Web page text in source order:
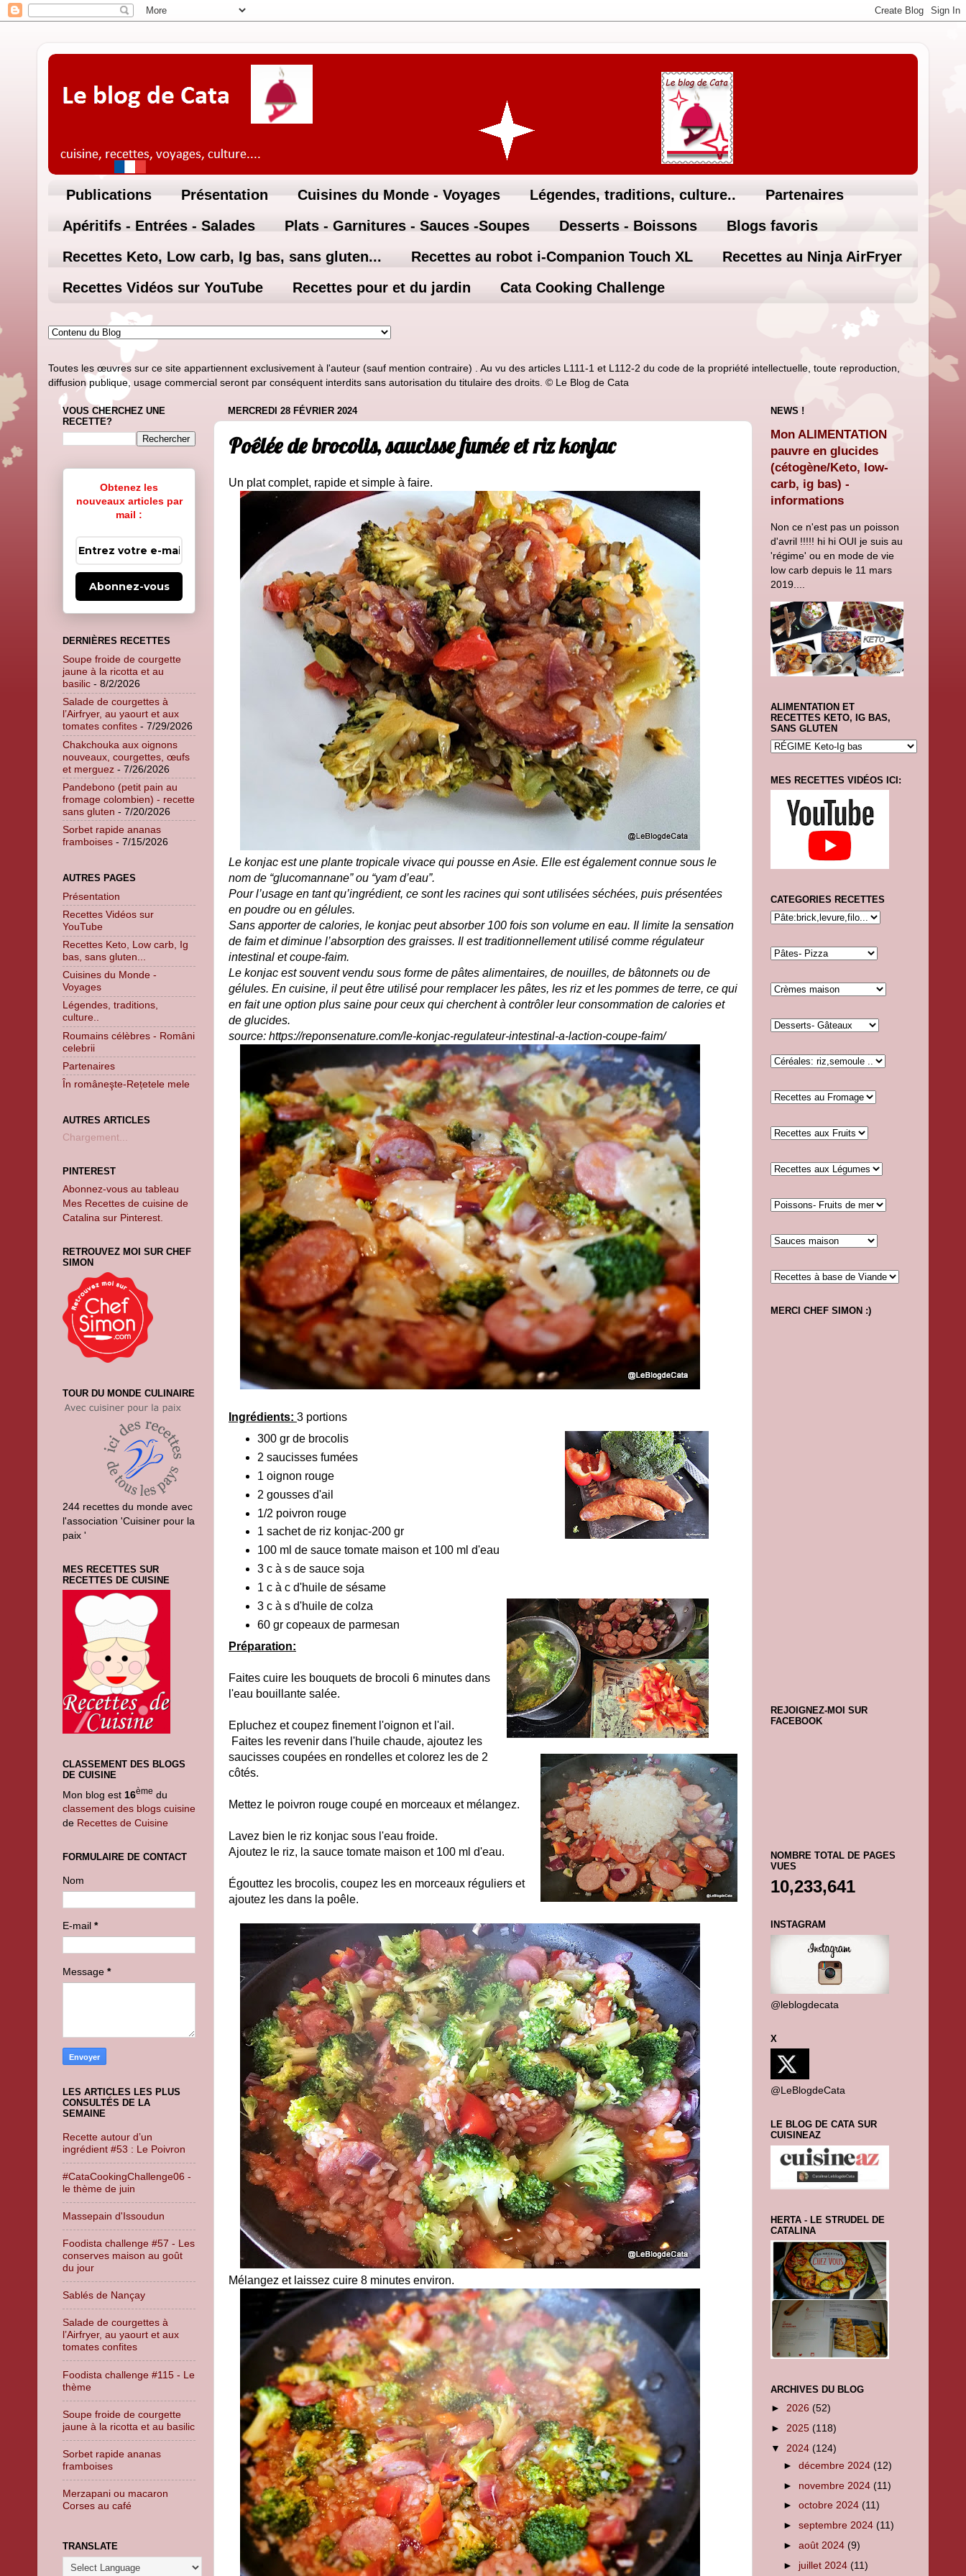
Publications Présentation Cuisines du Monde - Voyages Légendes, traditions, culture..
Partenaires
Apéritifs - Entrées - Salades
Plats - Garnitures - Sauces -Soupes Desserts - Boissons
Blogs favoris
Recettes Keto, Low carb, Ig bas, sans gluten...
Recettes au robot i-Companion Touch XL
Recettes au Ninja AirFryer
Recettes Vidéos sur YouTube
Recettes pour et du jardin Cata Cooking Challenge
Toutes les œuvres sur ce site appartiennent exclusivement à l'auteur (sauf mention contraire) . Au vu des articles L111-1 et L112-2 du code de la propriété intellectuelle, toute reproduction,
diffusion publique, usage commercial seront par conséquent interdits sans autorisation du titulaire des droits. © Le Blog de Cata
MERCREDI 28 FÉVRIER 2024
Poêlée de brocolis, saucisse fumée et riz konjac
Un plat complet, rapide et simple à faire.
Le konjac est une plante tropicale vivace qui pousse en Asie. Elle est également connue sous le
nom de “glucomannane” ou “yam d’eau”.
Pour l’usage en tant qu’ingrédient, ce sont les racines qui sont utilisées séchées, puis présentées
en poudre ou en gélules.
Sans apporter de calories, le konjac peut absorber 100 fois son volume en eau. Il limite la sensation
de faim et diminue l’absorption des graisses. Il est traditionnellement utilisé comme régulateur
intestinal et coupe-faim.
Le konjac est souvent vendu sous forme de pâtes alimentaires, de nouilles, de bâtonnets ou de
gélules. En cuisine, il peut être utilisé pour remplacer les pâtes, les riz et les pommes de terre, ce qui
en fait une option plus saine pour ceux qui cherchent à contrôler leur consommation de calories et
de glucides.
source: https://reponsenature.com/le-konjac-regulateur-intestinal-a-laction-coupe-faim/
Ingrédients: 3 portions
300 gr de brocolis
2 saucisses fumées
1 oignon rouge
2 gousses d'ail
1/2 poivron rouge
1 sachet de riz konjac-200 gr
100 ml de sauce tomate maison et 100 ml d'eau
3 c à s de sauce soja
1 c à c d'huile de sésame
3 c à s d'huile de colza
60 gr copeaux de parmesan
Préparation:
Faites cuire les bouquets de brocoli 6 minutes dans
l'eau bouillante salée.
Epluchez et coupez finement l'oignon et l'ail.
Faites les revenir dans l'huile chaude, ajoutez les
saucisses coupées en rondelles et colorez les de 2
côtés.
Mettez le poivron rouge coupé en morceaux et mélangez.
Lavez bien le riz konjac sous l'eau froide.
Ajoutez le riz, la sauce tomate maison et 100 ml d'eau.
Égouttez les brocolis, coupez les en morceaux réguliers et
ajoutez les dans la poêle.
Mélangez et laissez cuire 8 minutes environ.
VOUS CHERCHEZ UNE
RECETTE?
Obtenez les
nouveaux articles par
mail :
Abonnez-vous
DERNIÈRES RECETTES
Soupe froide de courgette
jaune à la ricotta et au
basilic - 8/2/2026
Salade de courgettes à
l’Airfryer, au yaourt et aux
tomates confites - 7/29/2026
Chakchouka aux oignons
nouveaux, courgettes, œufs
et merguez - 7/26/2026
Pandebono (petit pain au
fromage colombien) - recette
sans gluten - 7/20/2026
Sorbet rapide ananas
framboises - 7/15/2026
AUTRES PAGES
Présentation
Recettes Vidéos sur
YouTube
Recettes Keto, Low carb, Ig
bas, sans gluten...
Cuisines du Monde -
Voyages
Légendes, traditions,
culture..
Roumains célèbres - Români
celebrii
Partenaires
În româneşte-Rețetele mele
AUTRES ARTICLES
Chargement...
PINTEREST
Abonnez-vous au tableau
Mes Recettes de cuisine de
Catalina sur Pinterest.
RETROUVEZ MOI SUR CHEF
SIMON
TOUR DU MONDE CULINAIRE
244 recettes du monde avec
l'association 'Cuisiner pour la
paix '
MES RECETTES SUR
RECETTES DE CUISINE
CLASSEMENT DES BLOGS
DE CUISINE
Mon blog est 16ème du
classement des blogs cuisine
de Recettes de Cuisine
FORMULAIRE DE CONTACT
Nom
E-mail *
Message *
LES ARTICLES LES PLUS
CONSULTÉS DE LA
SEMAINE
Recette autour d’un
ingrédient #53 : Le Poivron
#CataCookingChallenge06 -
le thème de juin
Massepain d'Issoudun
Foodista challenge #57 - Les
conserves maison au goût
du jour
Sablés de Nançay
Salade de courgettes à
l’Airfryer, au yaourt et aux
tomates confites
Foodista challenge #115 - Le
thème
Soupe froide de courgette
jaune à la ricotta et au basilic
Sorbet rapide ananas
framboises
Merzapani ou macaron
Corses au café
TRANSLATE
NEWS !
Mon ALIMENTATION
pauvre en glucides
(cétogène/Keto, low-
carb, ig bas) -
informations
Non ce n'est pas un poisson
d'avril !!!!! hi hi OUI je suis au
'régime' ou en mode de vie
low carb depuis le 11 mars
2019....
ALIMENTATION ET
RECETTES KETO, IG BAS,
SANS GLUTEN
MES RECETTES VIDÉOS ICI:
CATEGORIES RECETTES
MERCI CHEF SIMON :)
REJOIGNEZ-MOI SUR
FACEBOOK
NOMBRE TOTAL DE PAGES
VUES
10,233,641
INSTAGRAM
@leblogdecata
X
@LeBlogdeCata
LE BLOG DE CATA SUR
CUISINEAZ
HERTA - LE STRUDEL DE
CATALINA
ARCHIVES DU BLOG
► 2026 (52)
► 2025 (118)
▼ 2024 (124)
►décembre 2024(12)
► novembre 2024(11)
►octobre 2024(11)
►septembre 2024(11)
►août 2024(9)
► juillet 2024(11)